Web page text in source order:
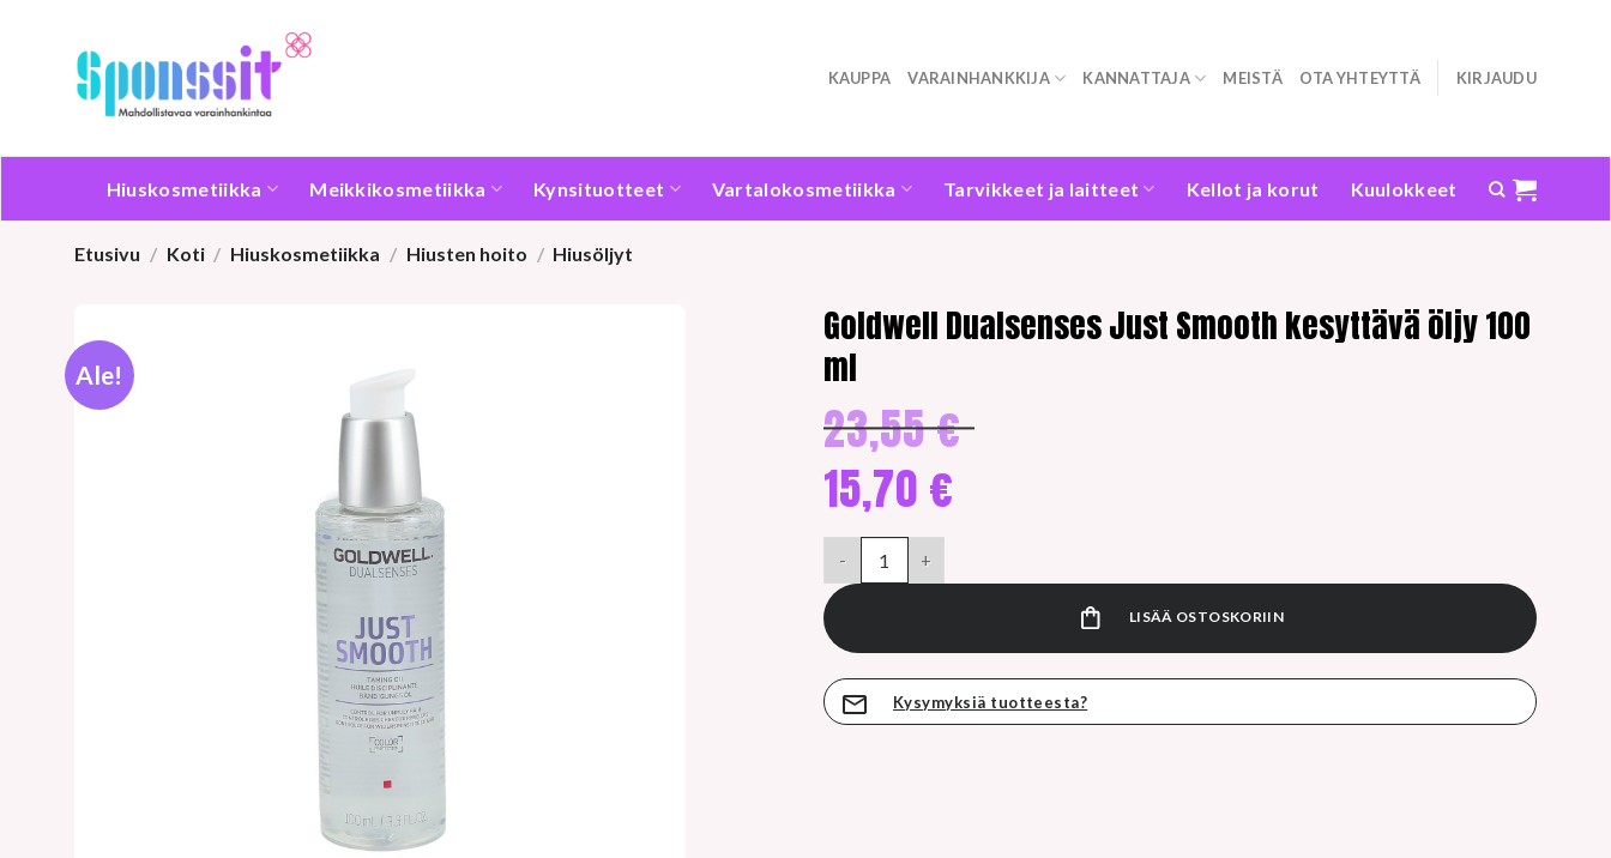
KAUPPA VARAINHANKKIJA KANNATTAJA MEISTÄ OTA YHTEYTTÄ KIRJAUDU
Hiuskosmetiikka Meikkikosmetiikka Kynsituotteet Vartalokosmetiikka Tarvikkeet ja laitteet Kellot ja korut Kuulokkeet
Etusivu / Koti / Hiuskosmetiikka / Hiusten hoito / Hiusöljyt
Ale!
Goldwell Dualsenses Just Smooth kesyttävä öljy 100
ml
23,55€ hinta
15,70 €
hinta
on:
15,70 €.
LISÄÄ OSTOSKORIIN
Kysymyksiä tuotteesta?